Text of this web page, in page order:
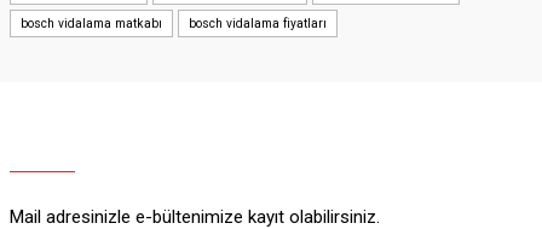
bosch vidalama matkabı bosch vidalama fiyatları
Mail adresinizle e-bültenimize kayıt olabilirsiniz.